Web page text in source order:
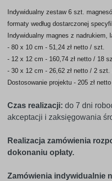
Indywidualny zestaw 6 szt.
formaty według dostarczonej
Indywidualny magnes z nadrukiem,
- 80 x 10 cm - 51,24 zł netto / szt.
- 12 x 12 cm - 160,74 zł netto / 18
- 30 x 12 cm - 26,62 zł netto / 2
Dostosowanie projektu - 205 zł netto
Czas realizacji: do 7 dni
akceptacji i zaksięgowania
Realizacja zamówienia
dokonaniu opłaty.
Zamówienia indywidualnie